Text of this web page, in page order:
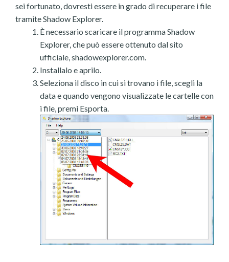
sei fortunato, dovresti essere in grado di recuperare i file
tramite Shadow Explorer.
È necessario scaricare il programma Shadow
Explorer, che può essere ottenuto dal sito
ufficiale, shadowexplorer.com.
Installalo e aprilo.
Seleziona il disco in cui si trovano i file, scegli la
data e quando vengono visualizzate le cartelle con
i file, premi Esporta.